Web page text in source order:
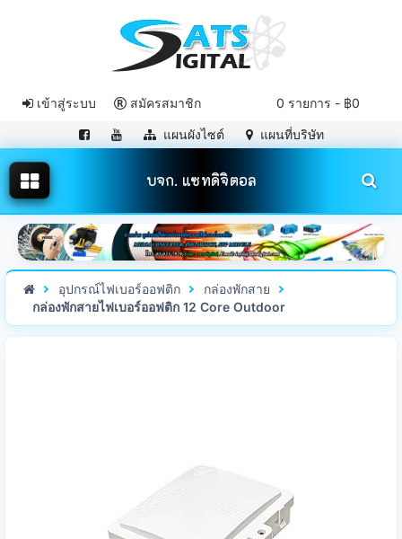
0 รายการ - ฿0
เข้าสู่ระบบ สมัครสมาชิก
แผนผังไซต์ แผนที่บริษัท
บจก. แซทดิจิตอล
อุปกรณ์ไฟเบอร์ออฟติก
กล่องพักสาย
กล่องพักสายไฟเบอร์ออฟติก 12 Core Outdoor